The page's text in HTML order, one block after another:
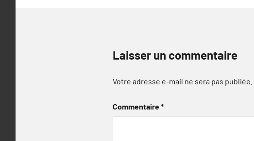
Laisser un commentaire
Votre adresse e-mail ne sera pas publiée.
Commentaire*